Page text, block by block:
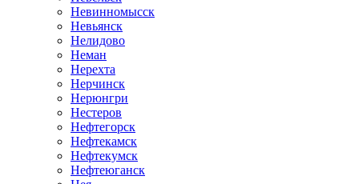
Невинномысск
Невьянск
Нелидово
Неман
Нерехта
Нерчинск
Нерюнгри
Нестеров
Нефтегорск
Нефтекамск
Нефтекумск
Нефтеюганск